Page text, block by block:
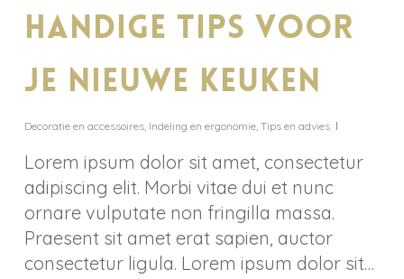
Handige tips voor
je nieuwe keuken
Decoratie en accessoires, Indeling en ergonomie, Tips en advies
Lorem ipsum dolor sit amet, consectetur
adipiscing elit. Morbi vitae dui et nunc
ornare vulputate non fringilla massa.
Praesent sit amet erat sapien, auctor
consectetur ligula. Lorem ipsum dolor sit…